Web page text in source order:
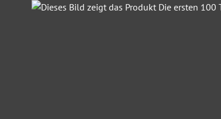
Bildergalerie überspringen